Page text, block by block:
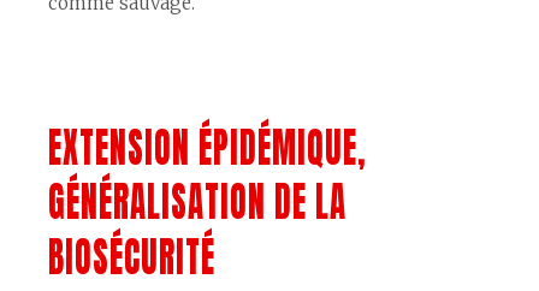
EXTENSION ÉPIDÉMIQUE,
GÉNÉRALISATION DE LA
BIOSÉCURITÉ